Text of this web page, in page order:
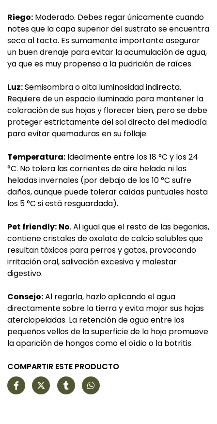
Riego: Moderado. Debes regar únicamente cuando
notes que la capa superior del sustrato se encuentra
seca al tacto. Es sumamente importante asegurar
un buen drenaje para evitar la acumulación de agua,
ya que es muy propensa a la pudrición de raíces.
Luz:Semisombra o alta luminosidad indirecta.
Requiere de un espacio iluminado para mantener la
coloración de sus hojas y florecer bien, pero se debe
proteger estrictamente del sol directo del mediodía
para evitar quemaduras en su follaje.
Temperatura: Idealmente entre los 18 °C y los 24
°C. No tolera las corrientes de aire helado ni las
heladas invernales (por debajo de los 10 °C sufre
daños, aunque puede tolerar caídas puntuales hasta
los 5 °C si está resguardada).
Pet friendly: No. Al igual que el resto de las begonias,
contiene cristales de oxalato de calcio solubles que
resultan tóxicos para perros y gatos, provocando
irritación oral, salivación excesiva y malestar
digestivo.
Consejo:Al regarla, hazlo aplicando el agua
directamente sobre la tierra y evita mojar sus hojas
aterciopeladas. La retención de agua entre los
pequeños vellos de la superficie de la hoja promueve
la aparición de hongos como el oídio o la botritis.
COMPARTIR ESTE PRODUCTO